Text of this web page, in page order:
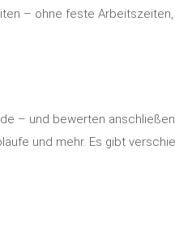
– ohne feste
– und bewerten
und mehr. Es gibt